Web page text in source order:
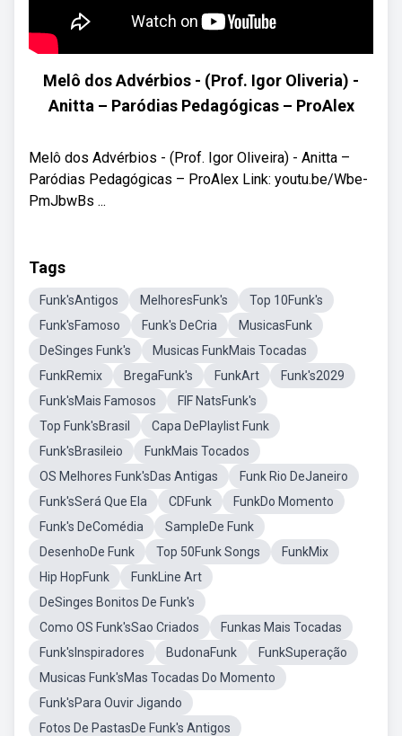
Melô dos Advérbios - (Prof. Igor Oliveria) -
Anitta – Paródias Pedagógicas – ProAlex
Melô dos Advérbios - (Prof. Igor Oliveira) - Anitta –
Paródias Pedagógicas – ProAlex Link: youtu.be/Wbe-
PmJbwBs ...
Tags
Funk'sAntigos MelhoresFunk's
Top 10Funk's
Funk'sFamoso
Funk's DeCria
MusicasFunk
DeSinges Funk's
Musicas FunkMais Tocadas
FunkRemix
BregaFunk's FunkArt
Funk's2029
Funk'sMais Famosos
FIF NatsFunk's
Top Funk'sBrasil
Capa DePlaylist Funk
Funk'sBrasileio
FunkMais Tocados
OS Melhores Funk'sDas Antigas
Funk Rio DeJaneiro
Funk'sSerá Que Ela
CDFunk
FunkDo Momento
Funk's DeComédia
SampleDe Funk
DesenhoDe Funk
Top 50Funk Songs
FunkMix
Hip HopFunk
FunkLine Art
DeSinges Bonitos De Funk's
Como OS Funk'sSao Criados
Funkas Mais Tocadas
Funk'sInspiradores
BudonaFunk
FunkSuperação
Musicas Funk'sMas Tocadas Do Momento
Funk'sPara Ouvir Jigando
Fotos De PastasDe Funk's Antigos